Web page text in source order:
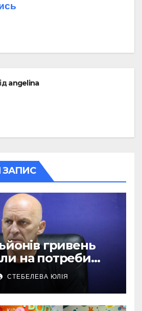
angelina
ЗАПИС
гривень
на потреби
на Донеччині
СТЕБЕЛЕВА ЮЛІЯ